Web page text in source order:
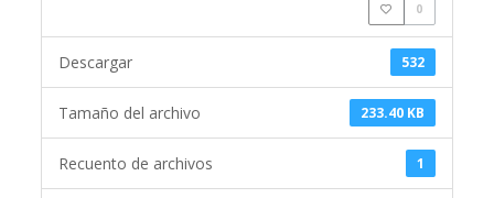
0
532
Descargar
233.40 KB
Tamaño del archivo
1
Recuento de archivos